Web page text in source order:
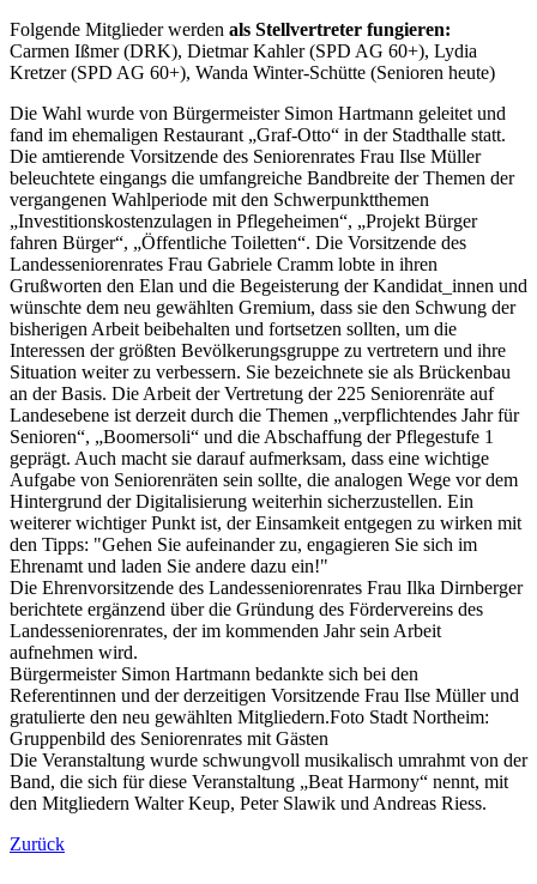
Folgende Mitglieder werden als Stellvertreter fungieren:
Carmen Ißmer (DRK), Dietmar Kahler (SPD AG 60+), Lydia
Kretzer (SPD AG 60+), Wanda Winter-Schütte (Senioren heute)
Die Wahl wurde von Bürgermeister Simon Hartmann geleitet und
fand im ehemaligen Restaurant „Graf-Otto“ in der Stadthalle statt.
Die amtierende Vorsitzende des Seniorenrates Frau Ilse Müller
beleuchtete eingangs die umfangreiche Bandbreite der Themen der
vergangenen Wahlperiode mit den Schwerpunktthemen
„Investitionskostenzulagen in Pflegeheimen“, „Projekt Bürger
fahren Bürger“, „Öffentliche Toiletten“. Die Vorsitzende des
Landesseniorenrates Frau Gabriele Cramm lobte in ihren
Grußworten den Elan und die Begeisterung der Kandidat_innen und
wünschte dem neu gewählten Gremium, dass sie den Schwung der
bisherigen Arbeit beibehalten und fortsetzen sollten, um die
Interessen der größten Bevölkerungsgruppe zu vertretern und ihre
Situation weiter zu verbessern. Sie bezeichnete sie als Brückenbau
an der Basis. Die Arbeit der Vertretung der 225 Seniorenräte auf
Landesebene ist derzeit durch die Themen „verpflichtendes Jahr für
Senioren“, „Boomersoli“ und die Abschaffung der Pflegestufe 1
geprägt. Auch macht sie darauf aufmerksam, dass eine wichtige
Aufgabe von Seniorenräten sein sollte, die analogen Wege vor dem
Hintergrund der Digitalisierung weiterhin sicherzustellen. Ein
weiterer wichtiger Punkt ist, der Einsamkeit entgegen zu wirken mit
den Tipps: "Gehen Sie aufeinander zu, engagieren Sie sich im
Ehrenamt und laden Sie andere dazu ein!"
Die Ehrenvorsitzende des Landesseniorenrates Frau Ilka Dirnberger
berichtete ergänzend über die Gründung des Fördervereins des
Landesseniorenrates, der im kommenden Jahr sein Arbeit
aufnehmen wird.
Bürgermeister Simon Hartmann bedankte sich bei den
Referentinnen und der derzeitigen Vorsitzende Frau Ilse Müller und
gratulierte den neu gewählten Mitgliedern.Foto Stadt Northeim:
Gruppenbild des Seniorenrates mit Gästen
Die Veranstaltung wurde schwungvoll musikalisch umrahmt von der
Band, die sich für diese Veranstaltung „Beat Harmony“ nennt, mit
den Mitgliedern Walter Keup, Peter Slawik und Andreas Riess.
Zurück